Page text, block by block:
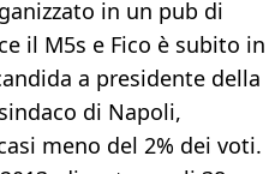
in un pub di
il M5s e Fico è subito in
a presidente della
di Napoli,
meno del 2% dei voti.